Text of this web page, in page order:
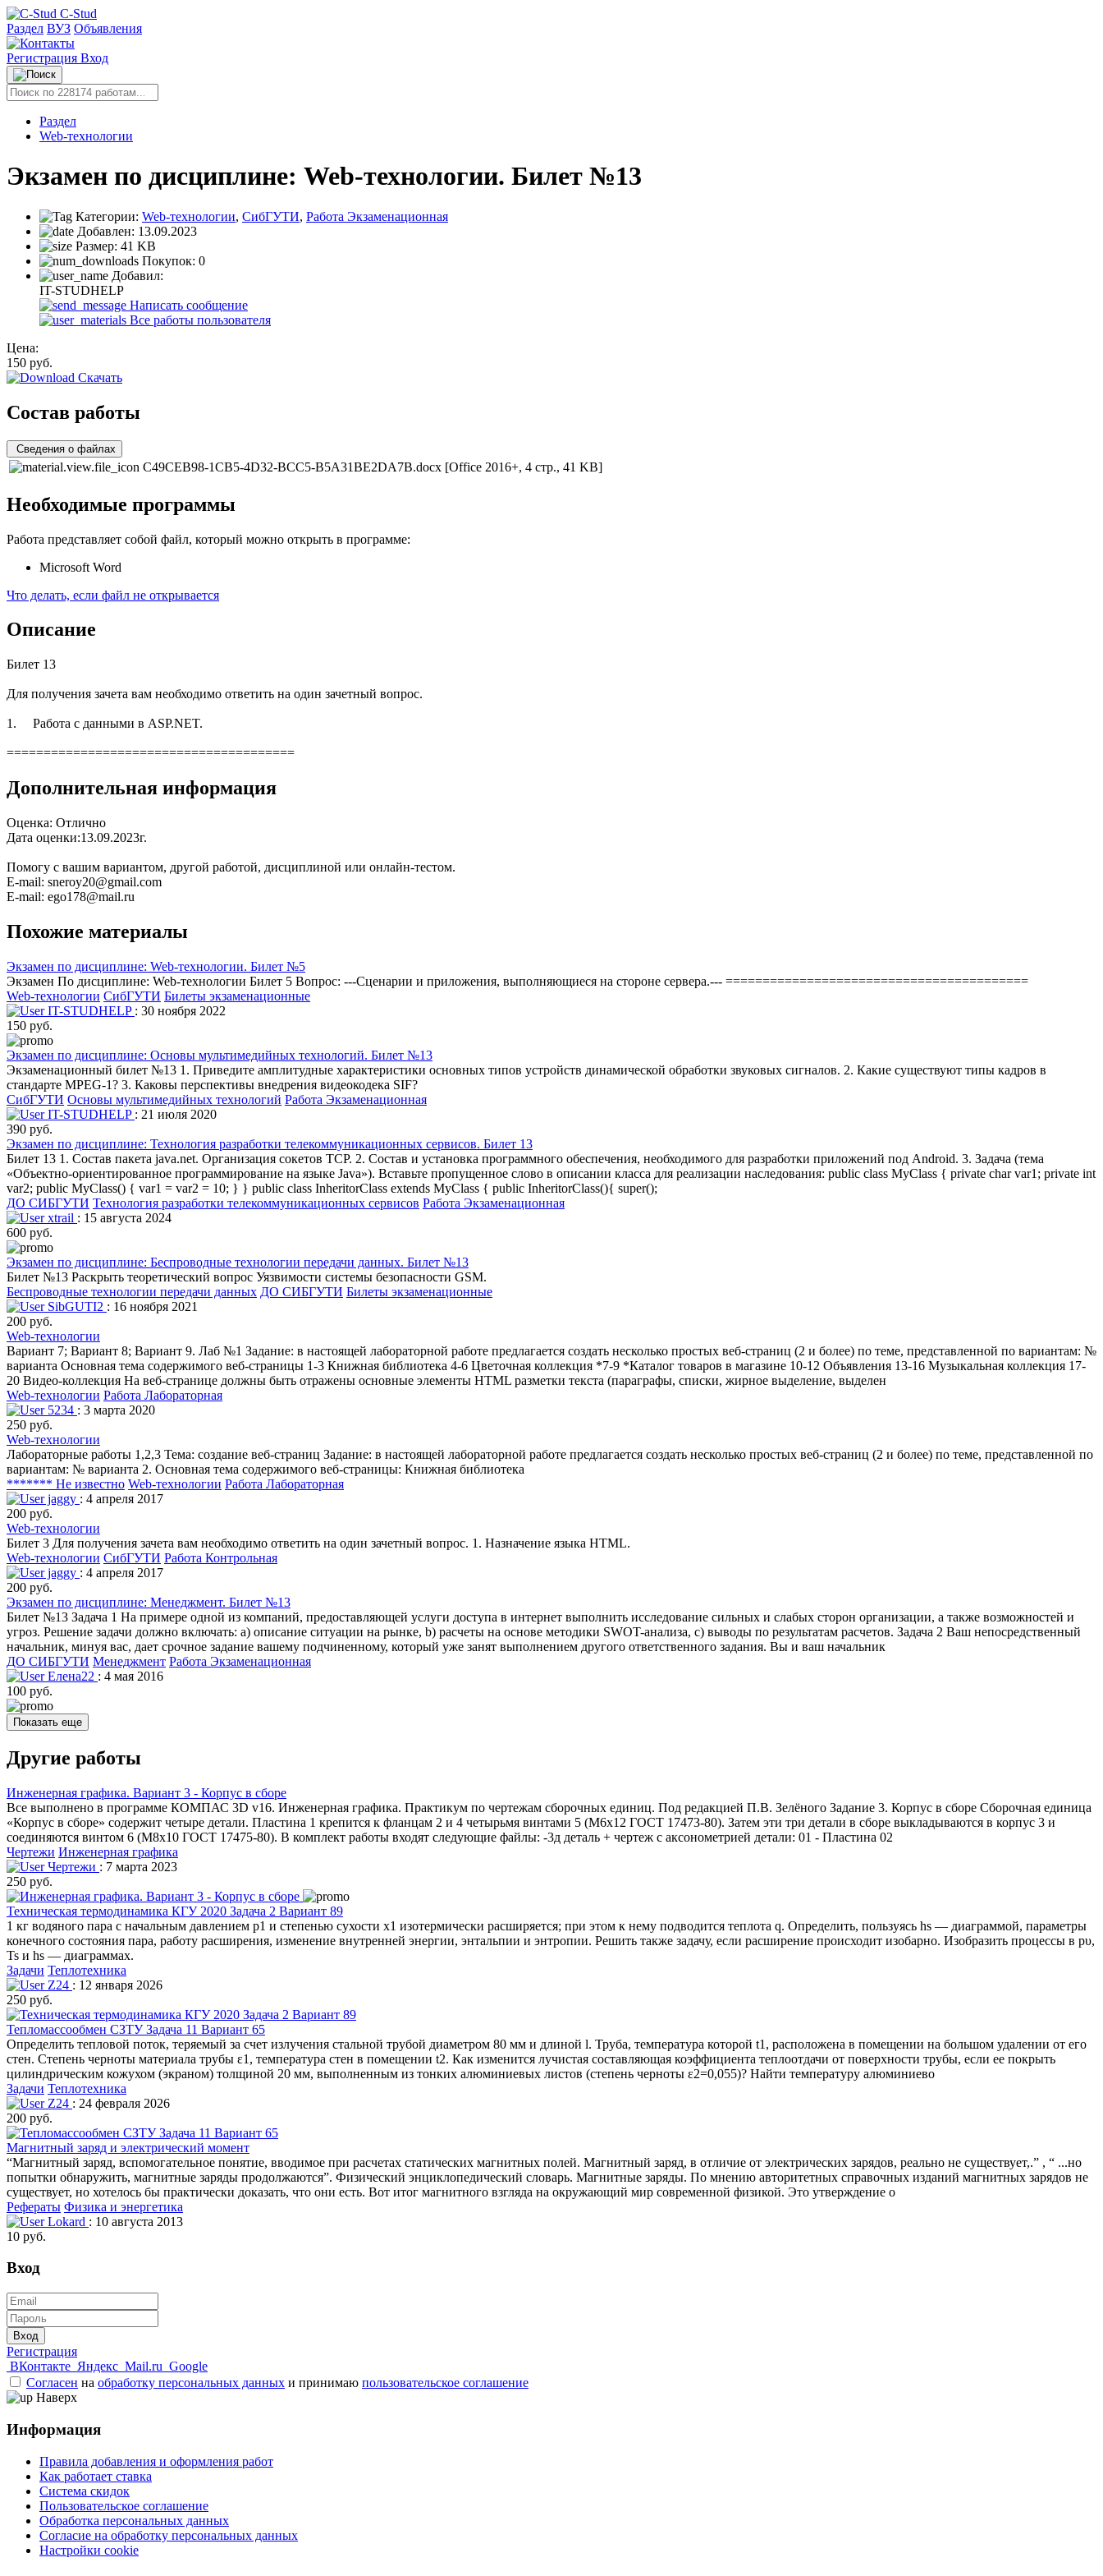
C-Stud
Раздел ВУЗ Объявления
Регистрация Вход
Раздел
Web-технологии
Экзамен по дисциплине: Web-технологии. Билет №13
Категории: Web-технологии, СибГУТИ, Работа Экзаменационная
Добавлен: 13.09.2023
Размер: 41 KB
Покупок: 0
Добавил:
IT-STUDHELP
Написать сообщение
Все работы пользователя
Цена:
150 руб.
Скачать
Состав работы
Сведения о файлах
C49CEB98-1CB5-4D32-BCC5-B5A31BE2DA7B.docx [Office 2016+, 4 стр., 41 KB]
Необходимые программы
Работа представляет собой файл, который можно открыть в программе:
Microsoft Word
Что делать, если файл не открывается
Описание
Билет 13
Для получения зачета вам необходимо ответить на один зачетный вопрос.
1. Работа с данными в ASP.NET.
=======================================
Дополнительная информация
Оценка: Отлично
Дата оценки:13.09.2023г.
Помогу с вашим вариантом, другой работой, дисциплиной или онлайн-тестом.
E-mail: sneroy20@gmail.com
E-mail: ego178@mail.ru
Похожие материалы
Экзамен по дисциплине: Web-технологии. Билет №5
Экзамен По дисциплине: Web-технологии Билет 5 Вопрос: ---Сценарии и приложения, выполняющиеся на стороне сервера.--- =========================================
Web-технологии СибГУТИ Билеты экзаменационные
IT-STUDHELP : 30 ноября 2022
150 руб.
Экзамен по дисциплине: Основы мультимедийных технологий. Билет №13
Экзаменационный билет №13 1. Приведите амплитудные характеристики основных типов устройств динамической обработки звуковых сигналов. 2. Какие существуют типы кадров в
стандарте MPEG-1? 3. Каковы перспективы внедрения видеокодека SIF?
СибГУТИ Основы мультимедийных технологий Работа Экзаменационная
IT-STUDHELP : 21 июля 2020
390 руб.
Экзамен по дисциплине: Технология разработки телекоммуникационных сервисов. Билет 13
Билет 13 1. Состав пакета java.net. Организация сокетов TCP. 2. Состав и установка программного обеспечения, необходимого для разработки приложений под Android. 3. Задача (тема
«Объектно-ориентированное программирование на языке Java»). Вставьте пропущенное слово в описании класса для реализации наследования: public class MyClass { private char var1; private int
var2; public MyClass() { var1 = var2 = 10; } } public class InheritorClass extends MyClass { public InheritorClass(){ super();
ДО СИБГУТИ Технология разработки телекоммуникационных сервисов Работа Экзаменационная
xtrail : 15 августа 2024
600 руб.
Экзамен по дисциплине: Беспроводные технологии передачи данных. Билет №13
Билет №13 Раскрыть теоретический вопрос Уязвимости системы безопасности GSM.
Беспроводные технологии передачи данных ДО СИБГУТИ Билеты экзаменационные
SibGUTI2 : 16 ноября 2021
200 руб.
Web-технологии
Вариант 7; Вариант 8; Вариант 9. Лаб №1 Задание: в настоящей лабораторной работе предлагается создать несколько простых веб-страниц (2 и более) по теме, представленной по вариантам: №
варианта Основная тема содержимого веб-страницы 1-3 Книжная библиотека 4-6 Цветочная коллекция *7-9 *Каталог товаров в магазине 10-12 Объявления 13-16 Музыкальная коллекция 17-
20 Видео-коллекция На веб-странице должны быть отражены основные элементы HTML разметки текста (параграфы, списки, жирное выделение, выделен
Web-технологии Работа Лабораторная
5234 : 3 марта 2020
250 руб.
Web-технологии
Лабораторные работы 1,2,3 Тема: создание веб-страниц Задание: в настоящей лабораторной работе предлагается создать несколько простых веб-страниц (2 и более) по теме, представленной по
вариантам: № варианта 2. Основная тема содержимого веб-страницы: Книжная библиотека
******* Не известно Web-технологии Работа Лабораторная
jaggy : 4 апреля 2017
200 руб.
Web-технологии
Билет 3 Для получения зачета вам необходимо ответить на один зачетный вопрос. 1. Назначение языка HTML.
Web-технологии СибГУТИ Работа Контрольная
jaggy : 4 апреля 2017
200 руб.
Экзамен по дисциплине: Менеджмент. Билет №13
Билет №13 Задача 1 На примере одной из компаний, предоставляющей услуги доступа в интернет выполнить исследование сильных и слабых сторон организации, а также возможностей и
угроз. Решение задачи должно включать: a) описание ситуации на рынке, b) расчеты на основе методики SWOT-анализа, c) выводы по результатам расчетов. Задача 2 Ваш непосредственный
начальник, минуя вас, дает срочное задание вашему подчиненному, который уже занят выполнением другого ответственного задания. Вы и ваш начальник
ДО СИБГУТИ Менеджмент Работа Экзаменационная
Елена22 : 4 мая 2016
100 руб.
Показать еще
Другие работы
Инженерная графика. Вариант 3 - Корпус в сборе
Все выполнено в программе КОМПАС 3D v16. Инженерная графика. Практикум по чертежам сборочных единиц. Под редакцией П.В. Зелёного Задание 3. Корпус в сборе Сборочная единица
«Корпус в сборе» содержит четыре детали. Пластина 1 крепится к фланцам 2 и 4 четырьмя винтами 5 (М6х12 ГОСТ 17473-80). Затем эти три детали в сборе выкладываются в корпус 3 и
соединяются винтом 6 (М8х10 ГОСТ 17475-80). В комплект работы входят следующие файлы: -3д деталь + чертеж с аксонометрией детали: 01 - Пластина 02
Чертежи Инженерная графика
Чертежи : 7 марта 2023
250 руб.
Техническая термодинамика КГУ 2020 Задача 2 Вариант 89
1 кг водяного пара с начальным давлением р1 и степенью сухости х1 изотермически расширяется; при этом к нему подводится теплота q. Определить, пользуясь hs — диаграммой, параметры
конечного состояния пара, работу расширения, изменение внутренней энергии, энтальпии и энтропии. Решить также задачу, если расширение происходит изобарно. Изобразить процессы в pυ,
Ts и hs — диаграммах.
Задачи Теплотехника
Z24 : 12 января 2026
250 руб.
Тепломассообмен СЗТУ Задача 11 Вариант 65
Определить тепловой поток, теряемый за счет излучения стальной трубой диаметром 80 мм и длиной l. Труба, температура которой t1, расположена в помещении на большом удалении от его
стен. Степень черноты материала трубы ε1, температура стен в помещении t2. Как изменится лучистая составляющая коэффициента теплоотдачи от поверхности трубы, если ее покрыть
цилиндрическим кожухом (экраном) толщиной 20 мм, выполненным из тонких алюминиевых листов (степень черноты ε2=0,055)? Найти температуру алюминиево
Задачи Теплотехника
Z24 : 24 февраля 2026
200 руб.
Магнитный заряд и электрический момент
“Магнитный заряд, вспомогательное понятие, вводимое при расчетах статических магнитных полей. Магнитный заряд, в отличие от электрических зарядов, реально не существует,.” , “ ...но
попытки обнаружить, магнитные заряды продолжаются”. Физический энциклопедический словарь. Магнитные заряды. По мнению авторитетных справочных изданий магнитных зарядов не
существует, но хотелось бы практически доказать, что они есть. Вот итог магнитного взгляда на окружающий мир современной физикой. Это утверждение о
Рефераты Физика и энергетика
Lokard : 10 августа 2013
10 руб.
Вход
Вход
Регистрация
ВКонтакте Яндекс Mail.ru Google
Согласен на обработку персональных данных и принимаю пользовательское соглашение
Наверх
Информация
Правила добавления и оформления работ
Как работает ставка
Система скидок
Пользовательское соглашение
Обработка персональных данных
Согласие на обработку персональных данных
Настройки cookie